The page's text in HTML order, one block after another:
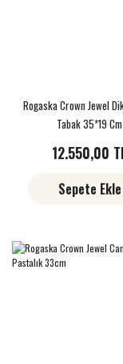
Rogaska Crown Jewel
Tabak 35*19 Cm
12.550,00
Sepete Ekle